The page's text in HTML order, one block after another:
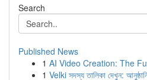
Search
Published News
1 AI Video Creation: The
1 Velki সদস্য তালিকা দেখুন: